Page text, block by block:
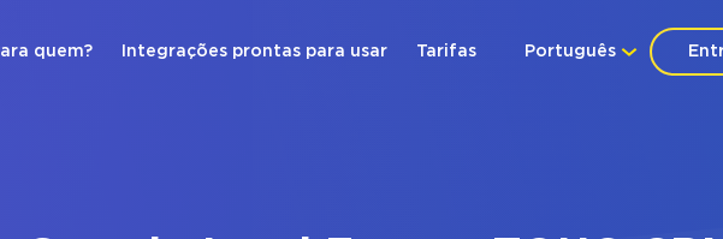
Português
quem? Integrações prontas para usar Tarifas